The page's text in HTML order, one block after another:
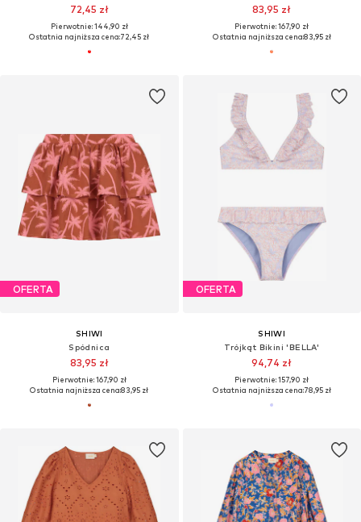
72,45 zł
Pierwotnie: 144,90 zł
Ostatnia najniższa cena:72,45 zł
83,95 zł
Pierwotnie: 167,90 zł
Ostatnia najniższa cena:83,95 zł
OFERTA
SHIWI
Spódnica
83,95 zł
Pierwotnie: 167,90 zł
Ostatnia najniższa cena:83,95 zł
OFERTA
SHIWI
Trójkąt Bikini 'BELLA'
94,74 zł
Pierwotnie: 157,90 zł
Ostatnia najniższa cena:78,95 zł